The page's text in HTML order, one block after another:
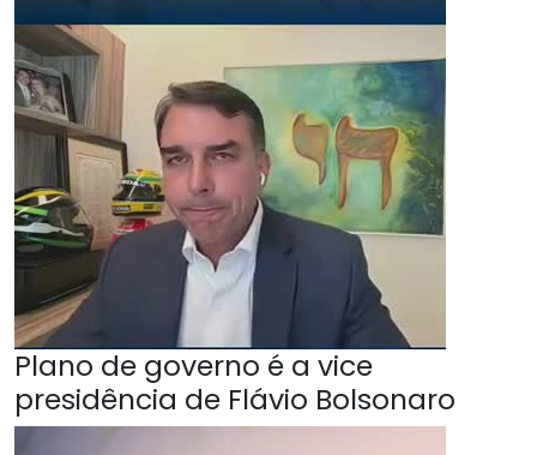
Plano de governo é a vice
presidência de Flávio Bolsonaro